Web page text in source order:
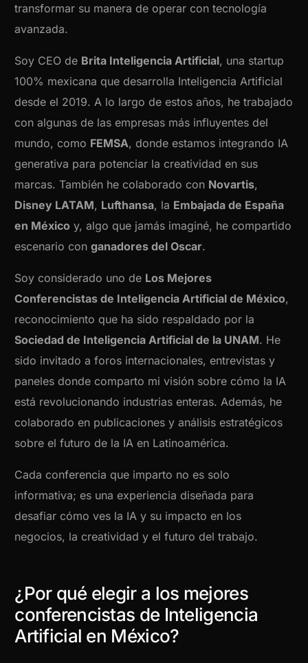
transformar su manera de operar con tecnología
avanzada.
Soy CEO de Brita Inteligencia Artificial, una startup
100% mexicana que desarrolla Inteligencia Artificial
desde el 2019. A lo largo de estos años, he trabajado
con algunas de las empresas más influyentes del
mundo, como FEMSA, donde estamos integrando IA
generativa para potenciar la creatividad en sus
marcas. También he colaborado con Novartis,
Disney LATAM, Lufthansa, la Embajada de España
en México y, algo que jamás imaginé, he compartido
escenario conganadores del Oscar.
Soy considerado uno de Los Mejores
Conferencistas de Inteligencia Artificial de México,
reconocimiento que ha sido respaldado por la
Sociedad de Inteligencia Artificial de la UNAM. He
sido invitado a foros internacionales, entrevistas y
paneles donde comparto mi visión sobre cómo la IA
está revolucionando industrias enteras. Además, he
colaborado en publicaciones y análisis estratégicos
sobre el futuro de la IA en Latinoamérica.
Cada conferencia que imparto no es solo
informativa; es una experiencia diseñada para
desafiar cómo ves la IA y su impacto en los
negocios, la creatividad y el futuro del trabajo.
¿Por qué elegir a los mejores
conferencistas de Inteligencia
Artificial en México?